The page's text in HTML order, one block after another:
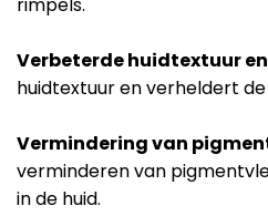
Verbeterde huidtextuur
huidtextuur en verheldert de
Vermindering van
verminderen van
in de huid.